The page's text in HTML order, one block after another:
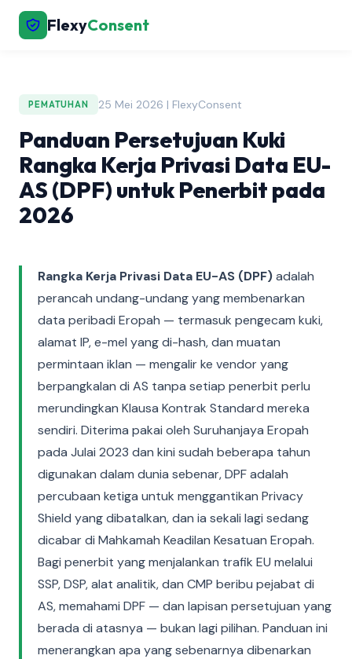
FlexyConsent
PEMATUHAN 25 Mei 2026 | FlexyConsent
Panduan Persetujuan Kuki
Rangka Kerja Privasi Data EU-
AS (DPF) untuk Penerbit pada
2026
Rangka Kerja Privasi Data EU-AS (DPF)adalah
perancah undang-undang yang membenarkan
data peribadi Eropah — termasuk pengecam kuki,
alamat IP, e-mel yang di-hash, dan muatan
permintaan iklan — mengalir ke vendor yang
berpangkalan di AS tanpa setiap penerbit perlu
merundingkan Klausa Kontrak Standard mereka
sendiri. Diterima pakai oleh Suruhanjaya Eropah
pada Julai 2023 dan kini sudah beberapa tahun
digunakan dalam dunia sebenar, DPF adalah
percubaan ketiga untuk menggantikan Privacy
Shield yang dibatalkan, dan ia sekali lagi sedang
dicabar di Mahkamah Keadilan Kesatuan Eropah.
Bagi penerbit yang menjalankan trafik EU melalui
SSP, DSP, alat analitik, dan CMP beribu pejabat di
AS, memahami DPF — dan lapisan persetujuan yang
berada di atasnya — bukan lagi pilihan. Panduan ini
menerangkan apa yang sebenarnya dibenarkan